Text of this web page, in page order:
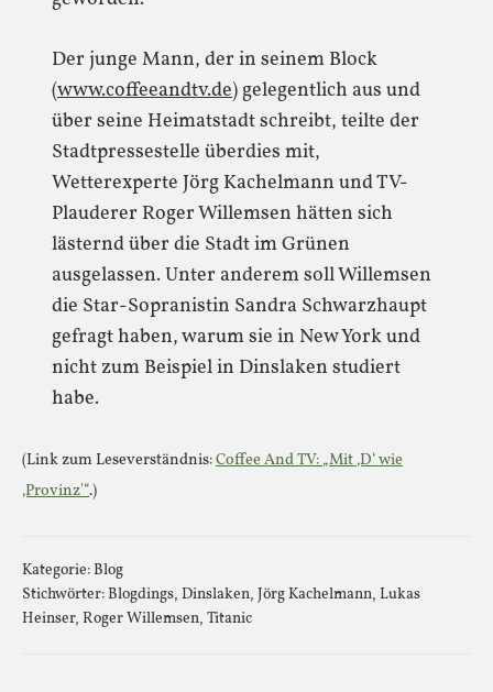
Der junge Mann, der in seinem Block
(www.coffeeandtv.de) gelegentlich aus und
über seine Heimatstadt schreibt, teilte der
Stadtpressestelle überdies mit,
Wetterexperte Jörg Kachelmann und TV-
Plauderer Roger Willemsen hätten sich
lästernd über die Stadt im Grünen
ausgelassen. Unter anderem soll Willemsen
die Star-Sopranistin Sandra Schwarzhaupt
gefragt haben, warum sie in New York und
nicht zum Beispiel in Dinslaken studiert
habe.
(Link zum Leseverständnis:Coffee And TV: „Mit ‚D‘ wie
‚Provinz'“.)
Kategorie:Blog
Stichwörter:Blogdings, Dinslaken, Jörg Kachelmann, Lukas
Heinser, Roger Willemsen, Titanic